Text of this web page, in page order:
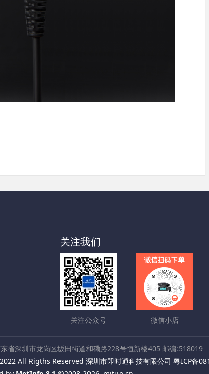
关注我们
关注公众号 微信小店
省深圳市龙岗区坂田街道和磡路228号恒新楼405 邮编:518019
All Rigths Reserved 深圳市即时通科技有限公司 粤ICP备